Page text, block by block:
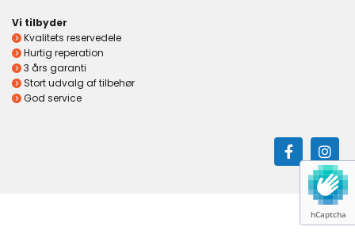
hCaptcha
Vi tilbyder
 Kvalitets reservedele
 Hurtig reperation
 3 års garanti
 Stort udvalg af tilbehør
 God service